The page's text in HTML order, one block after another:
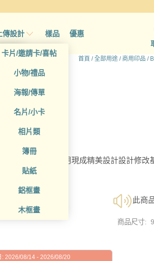
畫
傳設計
卡片/邀請卡/喜帖
小物/禮品
海報/傳單
名片/小卡
相片類
簿冊
貼紙
鋁框畫
木框畫
樣品 優惠
首頁 /全部用途 / 商用印品 /
材質可選擇；利用現成精美設計設計修改
此商
商品尺寸:
: 2026/08/14 - 2026/08/20